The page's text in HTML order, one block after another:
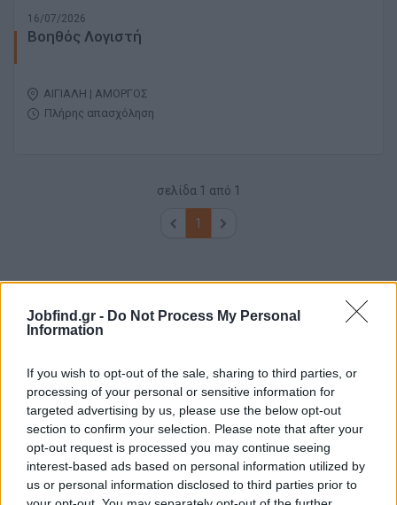
Jobfind.gr - Do Not Process My Personal
Information
If you wish to opt-out of the sale, sharing to third parties, or
processing of your personal or sensitive information for
targeted advertising by us, please use the below opt-out
section to confirm your selection. Please note that after your
opt-out request is processed you may continue seeing
interest-based ads based on personal information utilized by
us or personal information disclosed to third parties prior to
16/07/2026
Βοηθός Λογιστή
ΑΙΓΙΑΛΗ | ΑΜΟΡΓΟΣ
Πλήρης απασχόληση
σελίδα 1 από 1
1